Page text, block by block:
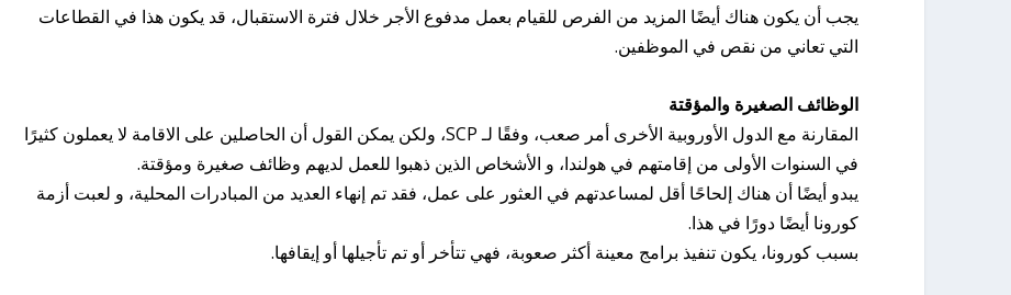
يجب أن يكون هناك أيضًا المزيد من الفرص للقيام بعمل مدفوع الأجر خلال فترة الاستقبال، قد يكون هذا في القطاعات
التي تعاني من نقص في الموظفين.
الوظائف الصغيرة والمؤقتة
المقارنة مع الدول الأوروبية الأخرى أمر صعب، وفقًا لـ SCP، ولكن يمكن القول أن الحاصلين على الاقامة لا يعملون كثيرًا
في السنوات الأولى من إقامتهم في هولندا، و الأشخاص الذين ذهبوا للعمل لديهم وظائف صغيرة ومؤقتة.
يبدو أيضًا أن هناك إلحاحًا أقل لمساعدتهم في العثور على عمل، فقد تم إنهاء العديد من المبادرات المحلية، و لعبت أزمة
كورونا أيضًا دورًا في هذا.
بسبب كورونا، يكون تنفيذ برامج معينة أكثر صعوبة، فهي تتأخر أو تم تأجيلها أو إيقافها.